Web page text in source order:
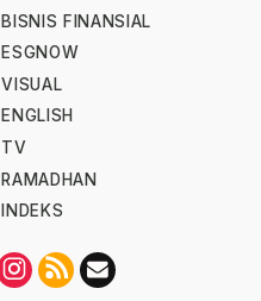
BISNIS FINANSIAL
ESGNOW
VISUAL
ENGLISH
TV
RAMADHAN
INDEKS